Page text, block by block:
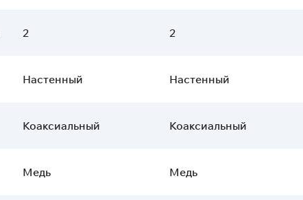
2 2
Настенный Настенный
Коаксиальный Коаксиальный
Медь Медь